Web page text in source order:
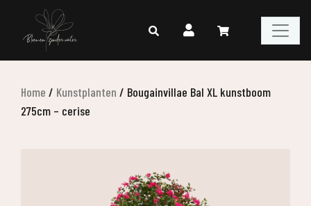
Home / Kunstplanten / Bougainvillae Bal XL kunstboom
275cm – cerise